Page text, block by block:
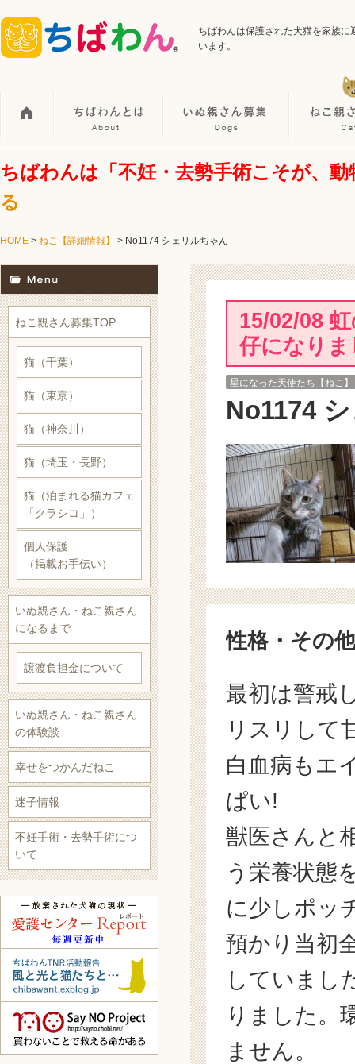
ちばわんは保護された犬猫を家族
います。
ちばわんは「不妊・去勢手術こそが、
る
HOME > ねこ【詳細情報】 > No1174 シェリルちゃん
15/02/08
仔になりま
星になった天使たち【ねこ】
No1174
性格・その他
最初は警戒
リスリして
白血病もエ
ぱい!
獣医さんと
う栄養状態
に少しポッ
預かり当初
していまし
りました。
ません。
ねこ親さん募集TOP
猫（千葉）
猫（東京）
猫（神奈川）
猫（埼玉・長野）
猫（泊まれる猫カフェ
「クラシコ」）
個人保護
（掲載お手伝い）
いぬ親さん・ねこ親さん
になるまで
譲渡負担金について
いぬ親さん・ねこ親さん
の体験談
幸せをつかんだねこ
迷子情報
不妊手術・去勢手術につ
いて